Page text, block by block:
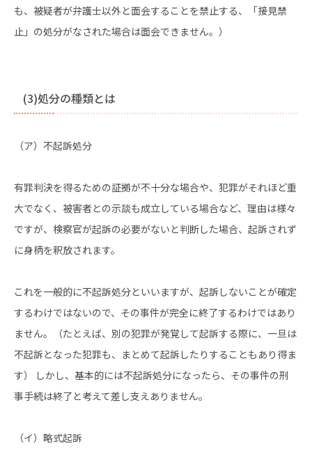
も、被疑者が弁護士以外と面会することを禁止する、「接見禁
止」の処分がなされた場合は面会できません。）
(3)処分の種類とは
（ア）不起訴処分
有罪判決を得るための証拠が不十分な場合や、犯罪がそれほど重
大でなく、被害者との示談も成立している場合など、理由は様々
ですが、検察官が起訴の必要がないと判断した場合、起訴されず
に身柄を釈放されます。
これを一般的に不起訴処分といいますが、起訴しないことが確定
するわけではないので、その事件が完全に終了するわけではあり
ません。（たとえば、別の犯罪が発覚して起訴する際に、一旦は
不起訴となった犯罪も、まとめて起訴したりすることもあり得ま
す） しかし、基本的には不起訴処分になったら、その事件の刑
事手続は終了と考えて差し支えありません。
（イ）略式起訴